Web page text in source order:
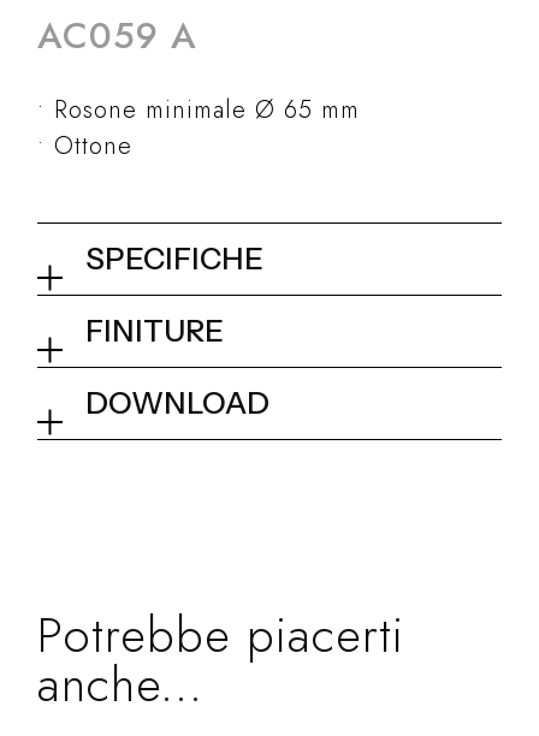
AC059 A
Rosone minimale Ø 65 mm
Ottone
SPECIFICHE
Bocca di erogazione l. 172
mm
Collezione
FINITURE
01Q - Chrome
DOWNLOAD
Dimensionale
Potrebbe piacerti
anche...